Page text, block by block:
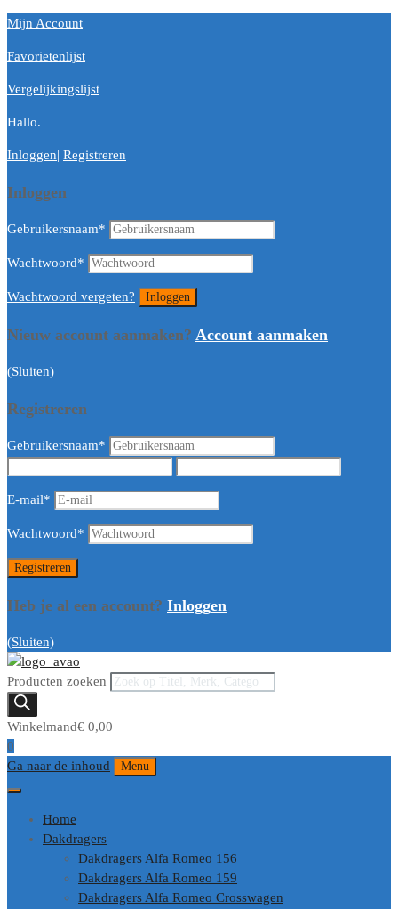
Mijn Account
Favorietenlijst
Vergelijkingslijst
Hallo.
Inloggen| Registreren
Inloggen
Gebruikersnaam*
Wachtwoord*
Wachtwoord vergeten?
Nieuw account aanmaken? Account aanmaken
(Sluiten)
Registreren
Gebruikersnaam*
E-mail*
Wachtwoord*
Heb je al een account? Inloggen
(Sluiten)
Producten zoeken
Winkelmand€ 0,00
0
Ga naar de inhoud
Menu
Home
Dakdragers
Dakdragers Alfa Romeo 156
Dakdragers Alfa Romeo 159
Dakdragers Alfa Romeo Crosswagen